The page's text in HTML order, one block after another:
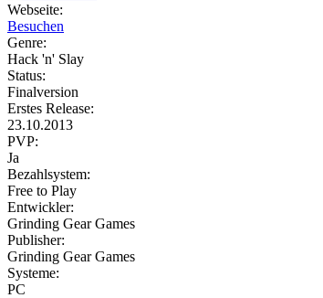
Webseite:
Besuchen
Genre:
Hack 'n' Slay
Status:
Finalversion
Erstes Release:
23.10.2013
PVP:
Ja
Bezahlsystem:
Free to Play
Entwickler:
Grinding Gear Games
Publisher:
Grinding Gear Games
Systeme:
PC